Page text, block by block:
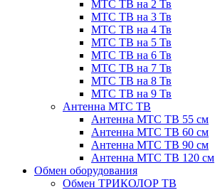
МТС ТВ на 2 Тв
МТС ТВ на 3 Тв
МТС ТВ на 4 Тв
МТС ТВ на 5 Тв
МТС ТВ на 6 Тв
МТС ТВ на 7 Тв
МТС ТВ на 8 Тв
МТС ТВ на 9 Тв
Антенна МТС ТВ
Антенна МТС ТВ 55 см
Антенна МТС ТВ 60 см
Антенна МТС ТВ 90 см
Антенна МТС ТВ 120 см
Обмен оборудования
Обмен ТРИКОЛОР ТВ